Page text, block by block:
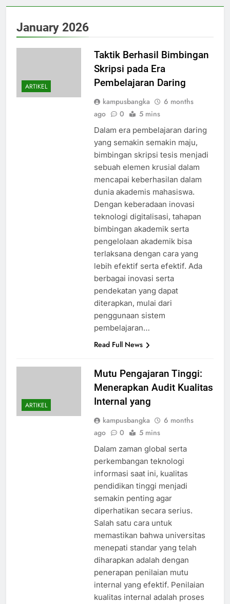
January 2026
ARTIKEL
Taktik Berhasil Bimbingan
Skripsi pada Era
Pembelajaran Daring
kampusbangka
6 months
ago
0 5 mins
Dalam era pembelajaran daring
yang semakin semakin maju,
bimbingan skripsi tesis menjadi
sebuah elemen krusial dalam
mencapai keberhasilan dalam
dunia akademis mahasiswa.
Dengan keberadaan inovasi
teknologi digitalisasi, tahapan
bimbingan akademik serta
pengelolaan akademik bisa
terlaksana dengan cara yang
lebih efektif serta efektif. Ada
berbagai inovasi serta
pendekatan yang dapat
diterapkan, mulai dari
penggunaan sistem
pembelajaran…
Read Full News
ARTIKEL
Mutu Pengajaran Tinggi:
Menerapkan Audit Kualitas
Internal yang
kampusbangka
6 months
ago
0 5 mins
Dalam zaman global serta
perkembangan teknologi
informasi saat ini, kualitas
pendidikan tinggi menjadi
semakin penting agar
diperhatikan secara serius.
Salah satu cara untuk
memastikan bahwa universitas
menepati standar yang telah
diharapkan adalah dengan
penerapan penilaian mutu
internal yang efektif. Penilaian
kualitas internal adalah proses